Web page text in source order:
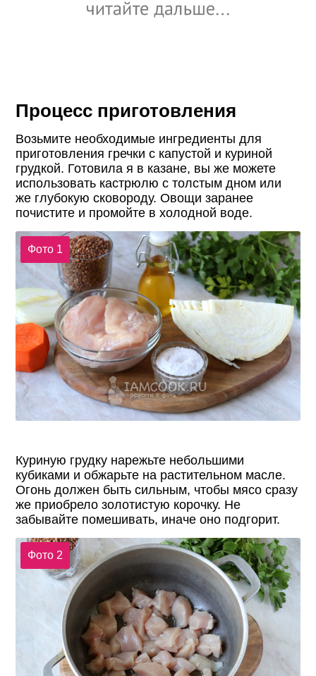
Процесс приготовления
Возьмите необходимые ингредиенты для
приготовления гречки с капустой и куриной
грудкой. Готовила я в казане, вы же можете
использовать кастрюлю с толстым дном или
же глубокую сковороду. Овощи заранее
почистите и промойте в холодной воде.
Фото 1
Куриную грудку нарежьте небольшими
кубиками и обжарьте на растительном масле.
Огонь должен быть сильным, чтобы мясо сразу
же приобрело золотистую корочку. Не
забывайте помешивать, иначе оно подгорит.
Фото 2